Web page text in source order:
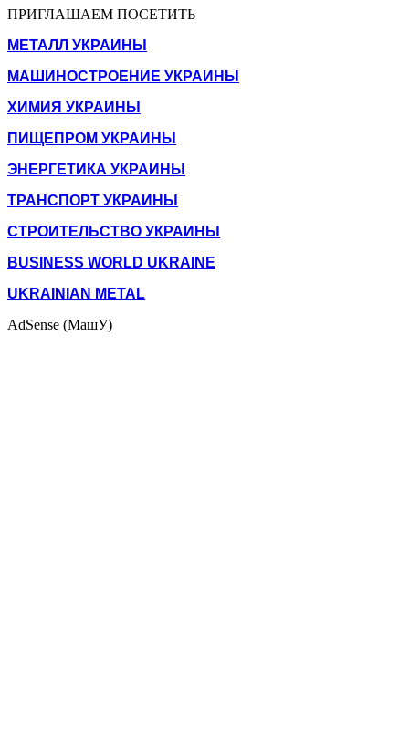
ПРИГЛАШАЕМ ПОСЕТИТЬ
МЕТАЛЛ УКРАИНЫ
МАШИНОСТРОЕНИЕ УКРАИНЫ
ХИМИЯ УКРАИНЫ
ПИЩЕПРОМ УКРАИНЫ
ЭНЕРГЕТИКА УКРАИНЫ
ТРАНСПОРТ УКРАИНЫ
СТРОИТЕЛЬСТВО УКРАИНЫ
BUSINESS WORLD UKRAINE
UKRAINIAN METAL
AdSense (МашУ)